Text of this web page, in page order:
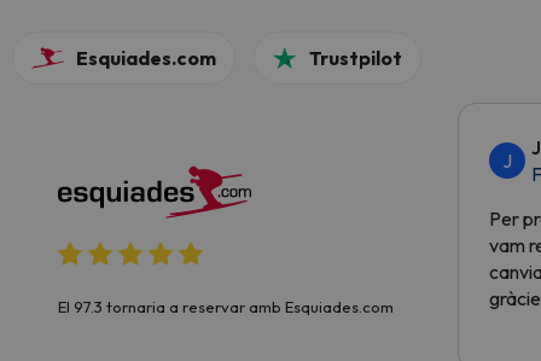
Esquiades.com Trustpilot
El 97.3 tornaria a reservar amb Esquiades.com
J
Per
vam